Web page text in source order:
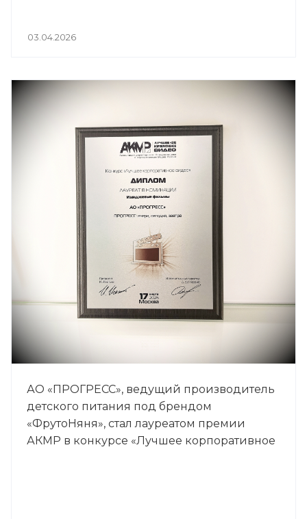
03.04.2026
АО «ПРОГРЕСС», ведущий производитель
детского питания под брендом
«ФрутоНяня», стал лауреатом премии
АКМР в конкурсе «Лучшее корпоративное